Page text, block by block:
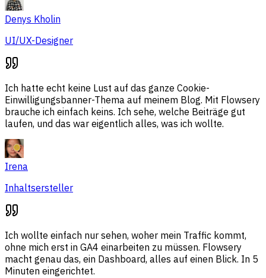
Denys Kholin
UI/UX-Designer
Ich hatte echt keine Lust auf das ganze Cookie-
Einwilligungsbanner-Thema auf meinem Blog. Mit Flowsery
brauche ich einfach keins. Ich sehe, welche Beiträge gut
laufen, und das war eigentlich alles, was ich wollte.
Irena
Inhaltsersteller
Ich wollte einfach nur sehen, woher mein Traffic kommt,
ohne mich erst in GA4 einarbeiten zu müssen. Flowsery
macht genau das, ein Dashboard, alles auf einen Blick. In 5
Minuten eingerichtet.